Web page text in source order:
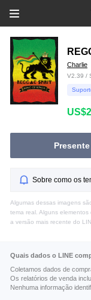
Charlie
V2.39 /
Presente
Sobre como os
Algumas dessas imagens
tema real. Alguns
a versão mais recente do
Quais dados o LINE
Coletamos dados de
Os relatórios de venda
Nenhuma informação